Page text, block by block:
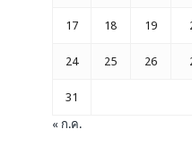
17 18 19
24 25 26
31
« ก.ค.